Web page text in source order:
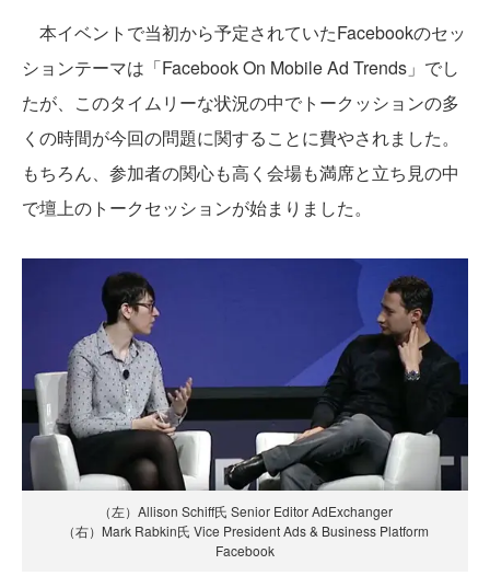
本イベントで当初から予定されていたFacebookのセッ
ションテーマは「Facebook On Mobile Ad Trends」でし
たが、このタイムリーな状況の中でトークッションの多
くの時間が今回の問題に関することに費やされました。
もちろん、参加者の関心も高く会場も満席と立ち見の中
で壇上のトークセッションが始まりました。
（左）Allison Schiff氏 Senior Editor AdExchanger
（右）Mark Rabkin氏 Vice President Ads & Business Platform
Facebook